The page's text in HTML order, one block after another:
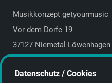
Musikkonzept getyourmusic
Vor dem Dorfe 19
37127 Niemetal Löwenhagen
E-Mail:info@getyourmusic.de
Datenschutz / Cookies